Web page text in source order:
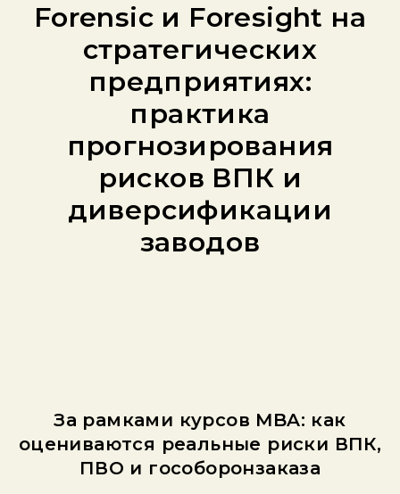
Forensic и Foresight на
стратегических
предприятиях:
практика
прогнозирования
рисков ВПК и
диверсификации
заводов
За рамками курсов MBA: как
оцениваются реальные риски ВПК,
ПВО и гособоронзаказа